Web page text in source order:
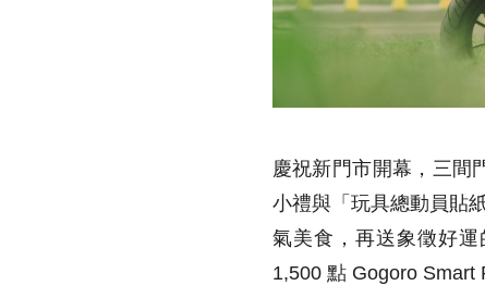
慶祝新門市開幕，三間
小禮與「玩具總動員貼
氣美食，再送象徵好
1,500 點 Gogoro Smart